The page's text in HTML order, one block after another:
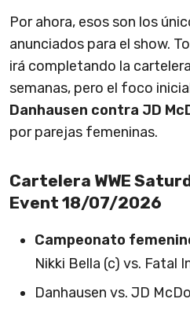
Por ahora, esos son los
anunciados para el show.
irá completando la
semanas, pero el foco
Danhausen contra JD
por parejas femeninas.
Cartelera WWE
Event 18/07/2026
Campeonato
Nikki Bella (c) vs. Fatal
Danhausen vs. JD